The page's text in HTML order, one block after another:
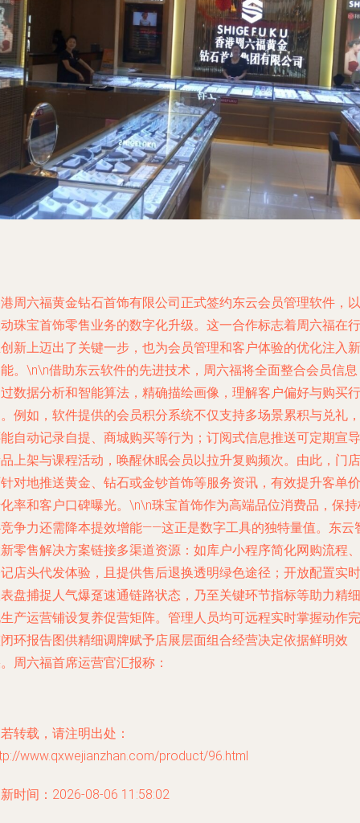
周六福黄金钻石首饰有限公司正式签约东云会员管理软件，以
珠宝首饰零售业务的数字化升级。这一合作标志着周六福在行
新上迈出了关键一步，也为会员管理和客户体验的优化注入新
。\n\n借助东云软件的先进技术，周六福将全面整合会员信
数据分析和智能算法，精确描绘画像，理解客户偏好与购买行
例如，软件提供的会员积分系统不仅支持多场景累积与兑礼，
自动记录自提、商城购买等行为；订阅式信息推送可定期宣导
上架与课程活动，唤醒休眠会员以拉升复购频次。由此，门店
对地推送黄金、钻石或金钞首饰等服务资讯，有效提升客单价
率和客户口碑曝光。\n\n珠宝首饰作为高端品位消费品，保
争力还需降本提效增能——这正是数字工具的独特量值。东云
零售解决方案链接多渠道资源：如库户小程序简化网购流程、
店头代发体验，且提供售后退换透明绿色途径；开放配置实时
盘捕捉人气爆趸速通链路状态，乃至关键环节指标等助力精细
产运营铺设复养促营矩阵。管理人员均可远程实时掌握动作完
环报告图供精细调牌赋予店展层面组合经营决定依据鲜明效
周六福首席运营官汇报称：
转载，请注明出处：
www.qxwejianzhan.com/product/96.html
时间：2026-08-06 11:58:02